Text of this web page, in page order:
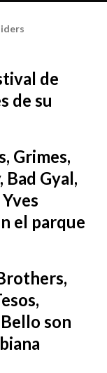
de
de su
Grimes,
Gyal,
el parque
son